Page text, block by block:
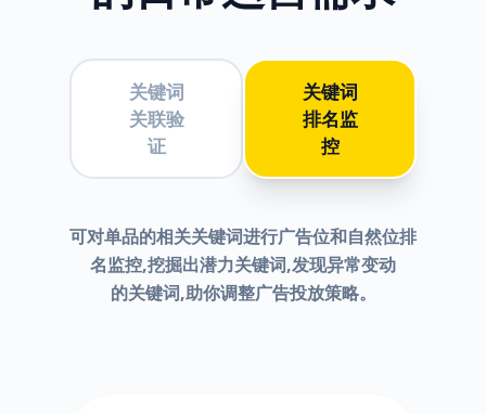
关键词
关联验
证
关键词
排名监
控
可对单品的相关关键词进行广告位和自然位排
名监控,挖掘出潜力关键词,发现异常变动
的关键词,助你调整广告投放策略。